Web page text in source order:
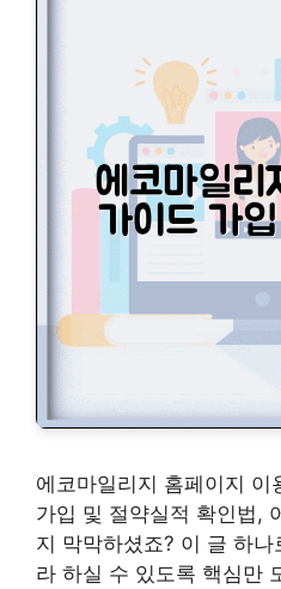
에코마일리지 홈페이지 이
가입 및 절약실적 확인법,
지 막막하셨죠? 이 글 하
라 하실 수 있도록 핵심만